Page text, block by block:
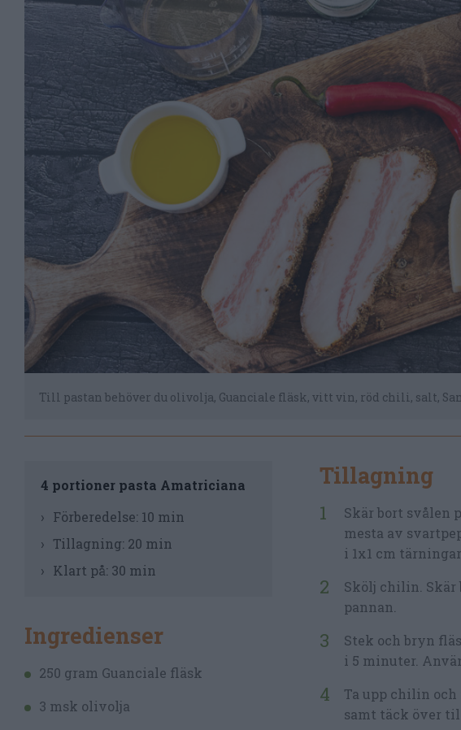
Till pastan behöver du olivolja, Guanciale fläsk, vitt vin, röd chili, salt,
4 portioner pasta Amatriciana
Förberedelse: 10 min
Tillagning: 20 min
Klart på: 30 min
Ingredienser
250 gram Guanciale fläsk
3 msk olivolja
Tillagning
Skär bort svålen
mesta av
i 1x1 cm tärningar.
Skölj chilin. Skär
pannan.
Stek och bryn
i 5 minuter.
Ta upp chilin
samt täck över